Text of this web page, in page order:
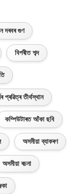
দৰবৰ গুণ
বিপৰীত শব্দ
প্ৰৱিত্ৰ তীৰ্থস্থান
কম্পিউটাৰত আঁকা ছবি
অসমীয়া ব্যাকৰণ
অসমীয়া ৰচনা